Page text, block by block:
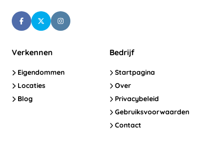
Verkennen
Eigendommen
Locaties
Blog
Bedrijf
Startpagina
Over
Privacybeleid
Gebruiksvoorwaarden
Contact